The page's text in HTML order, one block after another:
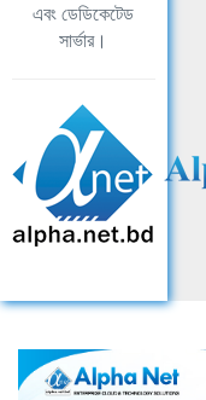
এবং ডেডিকেটেড
সার্ভার।